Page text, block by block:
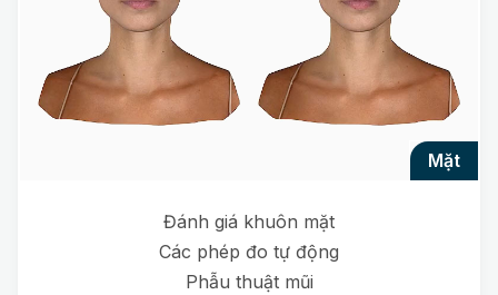
mặt
Đánh giá khuôn mặt
Các phép đo tự động
Phẫu thuật mũi